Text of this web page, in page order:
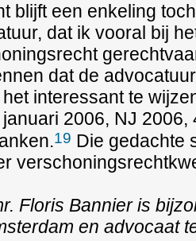
blijft een enkeling
dat ik vooral bij
dat de
interessant te
2006, NJ
19 Die gedachte
Floris Bannier is
en advocaat